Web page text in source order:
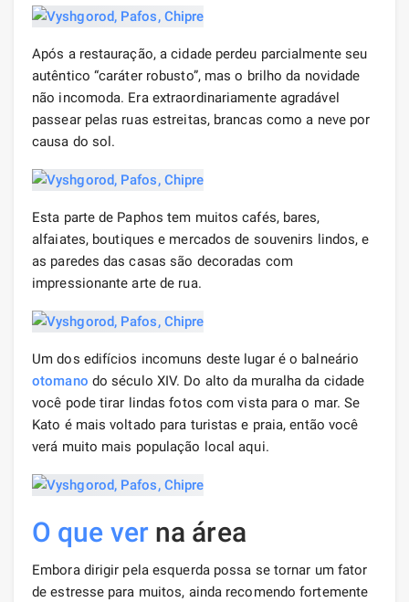
Após a restauração, a cidade perdeu parcialmente seu
autêntico “caráter robusto”, mas o brilho da novidade
não incomoda. Era extraordinariamente agradável
passear pelas ruas estreitas, brancas como a neve por
causa do sol.
Esta parte de Paphos tem muitos cafés, bares,
alfaiates, boutiques e mercados de souvenirs lindos, e
as paredes das casas são decoradas com
impressionante arte de rua.
Um dos edifícios incomuns deste lugar é o balneário
otomano do século XIV. Do alto da muralha da cidade
você pode tirar lindas fotos com vista para o mar. Se
Kato é mais voltado para turistas e praia, então você
verá muito mais população local aqui.
O que verna área
Embora dirigir pela esquerda possa se tornar um fator
de estresse para muitos, ainda recomendo fortemente